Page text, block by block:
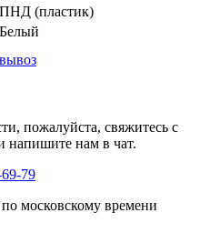
ПНД (пластик)
Белый
пожалуйста, свяжитесь с
напишите нам в чат.
79
московскому времени